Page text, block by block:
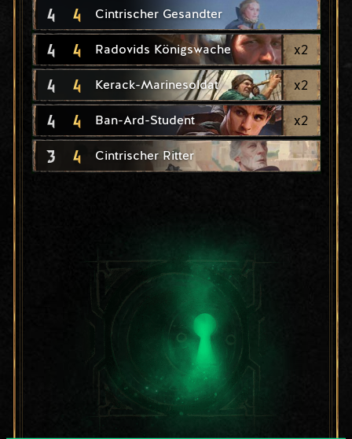
4 4 Cintrischer Gesandter
4 4 Radovids Königswache x2
4 4 Kerack-Marinesoldat x2
4 4 Ban-Ard-Student x2
3 4 Cintrischer Ritter